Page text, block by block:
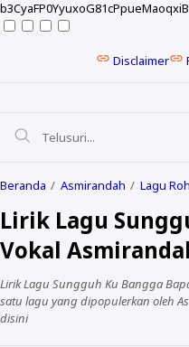
Disclaimer
Beranda Asmirandah Lagu
Lirik Lagu
Vokal
Lirik Lagu Sungguh Ku Bangga
satu lagu yang dipopulerkan oleh
disini